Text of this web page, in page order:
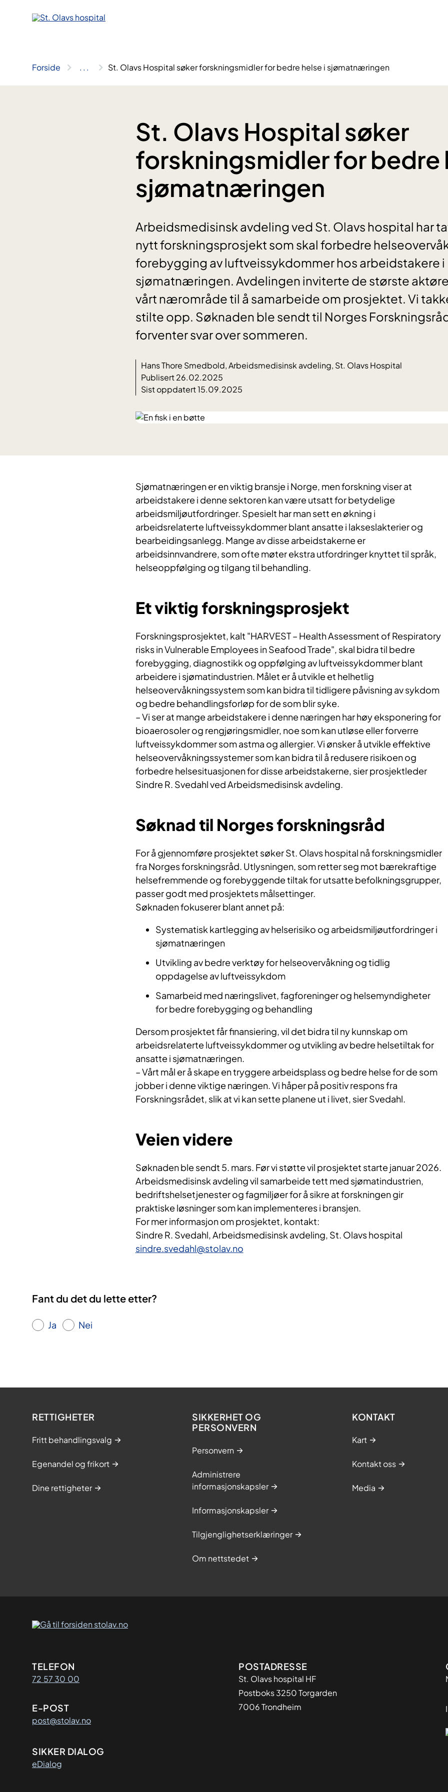
Forside .. . St. Olavs Hospital søker forskningsmidler for bedre helse i sjømatnæringen
St. Olavs Hospital søker
forskningsmidler for bedre
sjømatnæringen
Arbeidsmedisinsk avdeling ved St. Olavs hospital har
nytt forskningsprosjekt som skal forbedre
forebygging av luftveissykdommer hos arbeidstakere i
sjømatnæringen. Avdelingen inviterte de største
vårt nærområde til å samarbeide om prosjektet. Vi
stilte opp. Søknaden ble sendt til Norges
forventer svar over sommeren.
Hans Thore Smedbold, Arbeidsmedisinsk avdeling, St. Olavs Hospital
Publisert 26.02.2025
Sist oppdatert 15.09.2025
Sjømatnæringen er en viktig bransje i Norge, men forskning viser at
arbeidstakere i denne sektoren kan være utsatt for betydelige
arbeidsmiljøutfordringer. Spesielt har man sett en økning i
arbeidsrelaterte luftveissykdommer blant ansatte i lakseslakterier og
bearbeidingsanlegg. Mange av disse arbeidstakerne er
arbeidsinnvandrere, som ofte møter ekstra utfordringer knyttet til språk,
helseoppfølging og tilgang til behandling.
Et viktig forskningsprosjekt
Forskningsprosjektet, kalt "HARVEST – Health Assessment of Respiratory
risks in Vulnerable Employees in Seafood Trade", skal bidra til bedre
forebygging, diagnostikk og oppfølging av luftveissykdommer blant
arbeidere i sjømatindustrien. Målet er å utvikle et helhetlig
helseovervåkningssystem som kan bidra til tidligere påvisning av sykdom
og bedre behandlingsforløp for de som blir syke.
– Vi ser at mange arbeidstakere i denne næringen har høy eksponering for
bioaerosoler og rengjøringsmidler, noe som kan utløse eller forverre
luftveissykdommer som astma og allergier. Vi ønsker å utvikle effektive
helseovervåkningssystemer som kan bidra til å redusere risikoen og
forbedre helsesituasjonen for disse arbeidstakerne, sier prosjektleder
Sindre R. Svedahl ved Arbeidsmedisinsk avdeling.
Søknad til Norges forskningsråd
For å gjennomføre prosjektet søker St. Olavs hospital nå forskningsmidler
fra Norges forskningsråd. Utlysningen, som retter seg mot bærekraftige
helsefremmende og forebyggende tiltak for utsatte befolkningsgrupper,
passer godt med prosjektets målsettinger.
Søknaden fokuserer blant annet på:
Systematisk kartlegging av helserisiko og arbeidsmiljøutfordringer i
sjømatnæringen
Utvikling av bedre verktøy for helseovervåkning og tidlig
oppdagelse av luftveissykdom
Samarbeid med næringslivet, fagforeninger og helsemyndigheter
for bedre forebygging og behandling
Dersom prosjektet får finansiering, vil det bidra til ny kunnskap om
arbeidsrelaterte luftveissykdommer og utvikling av bedre helsetiltak for
ansatte i sjømatnæringen.
– Vårt mål er å skape en tryggere arbeidsplass og bedre helse for de som
jobber i denne viktige næringen. Vi håper på positiv respons fra
Forskningsrådet, slik at vi kan sette planene ut i livet, sier Svedahl.
Veien videre
Søknaden ble sendt 5. mars. Før vi støtte vil prosjektet starte januar 2026.
Arbeidsmedisinsk avdeling vil samarbeide tett med sjømatindustrien,
bedriftshelsetjenester og fagmiljøer for å sikre at forskningen gir
praktiske løsninger som kan implementeres i bransjen.
For mer informasjon om prosjektet, kontakt:
Sindre R. Svedahl, Arbeidsmedisinsk avdeling, St. Olavs hospital
sindre.svedahl@stolav.no
Fant du det du lette etter?
Ja Nei
RETTIGHETER
Fritt behandlingsvalg
Egenandel og frikort
Dine rettigheter
SIKKERHET OG
PERSONVERN
Personvern
Administrere
informasjonskapsler
Informasjonskapsler
Tilgjenglighetserklæringer
Om nettstedet
KONTAKT
Kart
Kontakt oss
Media
Kontaktinformasjon
TELEFON
72 57 30 00
E-POST
post@stolav.no
SIKKER DIALOG
eDialog
Adresse
POSTADRESSE
St. Olavs hospital HF
Postboks 3250 Torgarden
7006 Trondheim